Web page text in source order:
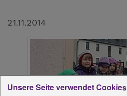
21.11.2014
Unsere Seite verwendet Cookies